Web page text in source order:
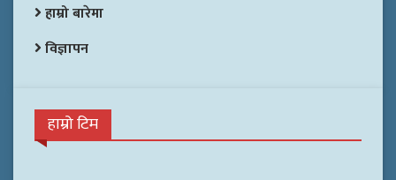
हाम्रो बारेमा
विज्ञापन
हाम्रो टिम